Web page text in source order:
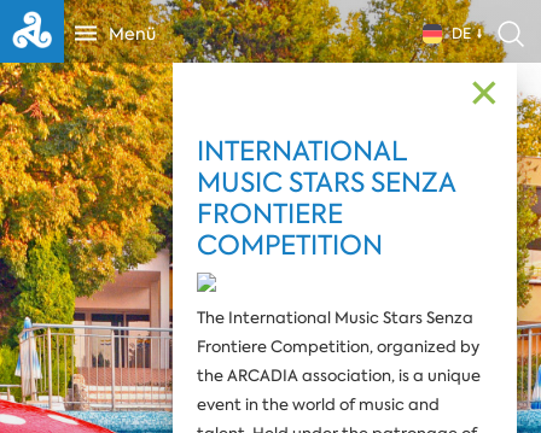
Menü DE
✕
INTERNATIONAL
MUSIC STARS SENZA
FRONTIERE
COMPETITION
The International Music Stars Senza
Frontiere Competition, organized by
the ARCADIA association, is a unique
event in the world of music and